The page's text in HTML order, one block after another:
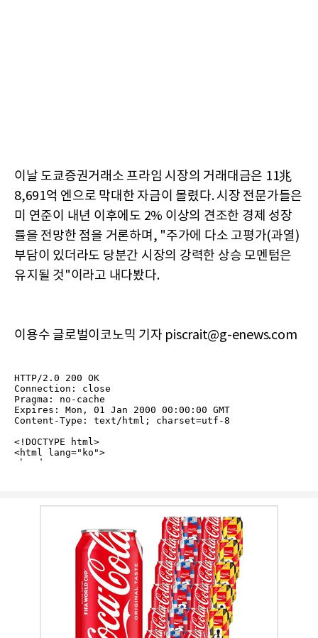
이날 도쿄증권거래소 프라임 시장의 거래대금은 11兆
8,691억 엔으로 막대한 자금이 몰렸다. 시장 전문가들은
미 연준이 내년 이후에도 2% 이상의 견조한 경제 성장
률을 전망한 점을 거론하며, "주가에 다소 고평가(과열)
부담이 있더라도 당분간 시장의 강력한 상승 모멘텀은
유지될 것"이라고 내다봤다.
이용수 글로벌이코노믹 기자 piscrait@g-enews.com